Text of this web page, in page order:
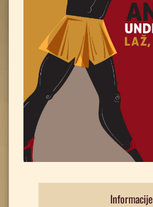
Informacije